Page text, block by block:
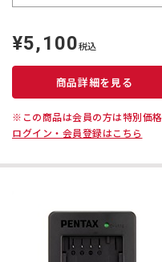
定
価
¥5,100税込
商品詳細を見る
※この商品は会員の方は特別価格
ログイン・会員登録はこちら
商